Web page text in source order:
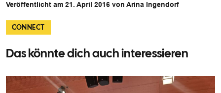
Veröffentlicht am 21. April 2016 von Arina Ingendorf
CONNECT
Das könnte dich auch interessieren